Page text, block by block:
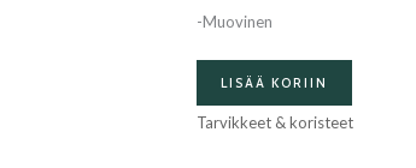
-Muovinen
LISÄÄ KORIIN
Tarvikkeet & koristeet